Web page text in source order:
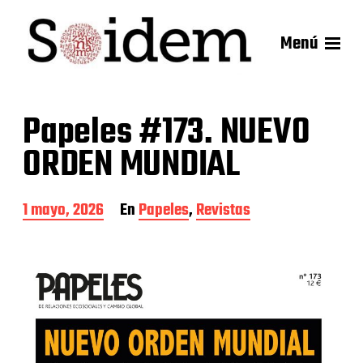
Menú
Papeles #173. NUEVO
ORDEN MUNDIAL
F
e
1 mayo, 2026 EnPapeles,Revistas